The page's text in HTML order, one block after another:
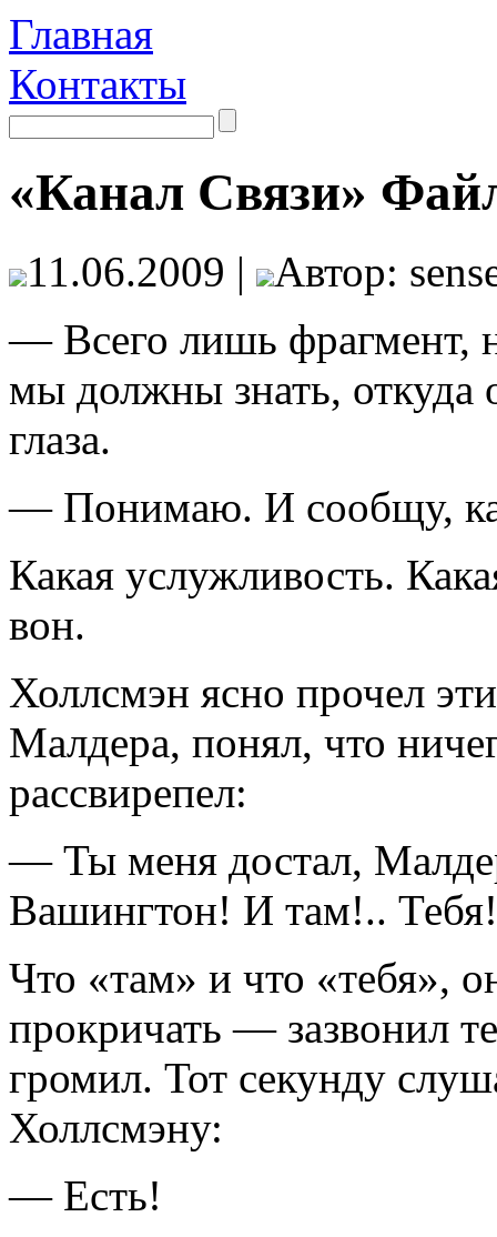
Главная
Контакты
«Канал Связи»
11.06.2009 |
Автор:
— Всего лишь фрагмент,
мы должны знать,
глаза.
— Понимаю. И сообщу,
Какая услужливость.
вон.
Холлсмэн ясно прочел
Малдера, понял, что
рассвирепел:
— Ты меня достал,
Вашингтон! И там!..
Что «там» и что «тебя»,
прокричать — зазвонил
громил. Тот секунду
Холлсмэну:
— Есть!